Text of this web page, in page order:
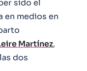
sido el
en medios en
Martínez,
dos